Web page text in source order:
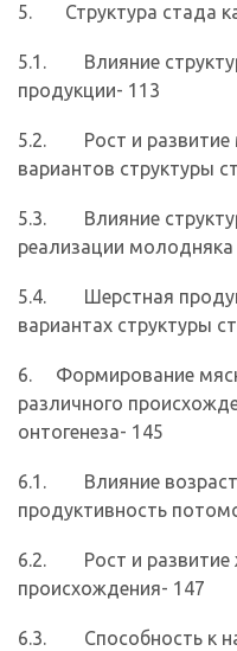
5. Структура стада
5.1. Влияние
продукции- 113
5.2. Рост и развитие
вариантов структуры
5.3. Влияние
реализации
5.4. Шерстная
вариантах структуры
6. Формирование
различного
онтогенеза- 145
6.1. Влияние
продуктивность
6.2. Рост и развитие
происхождения- 147
6.3. Способность к